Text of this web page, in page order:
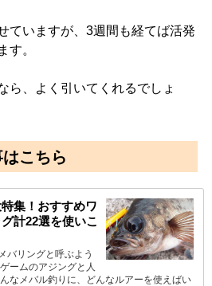
ていますが、3週間も経てば活発
す。
ら、よく引いてくれるでしょ
こちら
集！おすすめワ
計22選を使いこ
バリングと呼ぶよう
ームのアジングと人
なメバル釣りに、どんなルアーを使えばい